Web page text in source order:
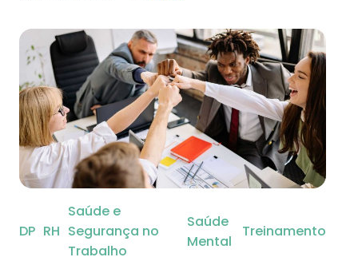
DP RH
Saúde e
Segurança no
Trabalho
Saúde
Mental
Treinamento